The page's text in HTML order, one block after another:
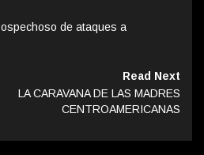
de ataques a
Read Next
LA CARAVANA DE LAS MADRES
CENTROAMERICANAS